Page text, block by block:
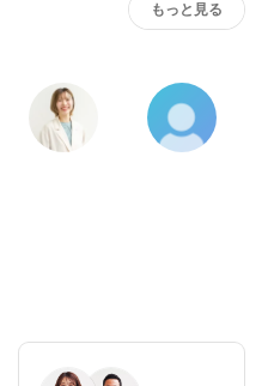
もっと見る